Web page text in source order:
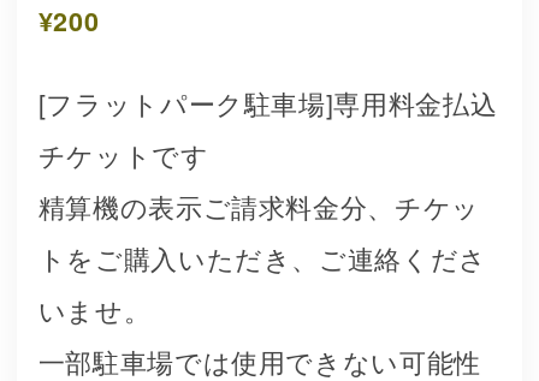
¥200
[フラットパーク駐車場]専用料金払込
チケットです
精算機の表示ご請求料金分、チケッ
トをご購入いただき、ご連絡くださ
いませ。
一部駐車場では使用できない可能性